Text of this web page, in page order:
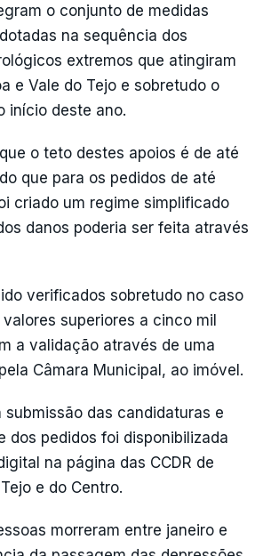
o conjunto de medidas
na sequência dos
extremos que atingiram
e Vale do Tejo e sobretudo o
início deste ano.
o teto destes apoios é de até
que para os pedidos de até
criado um regime simplificado
danos poderia ser feita através
verificados sobretudo no caso
superiores a cinco mil
a validação através de uma
Câmara Municipal, ao imóvel.
submissão das candidaturas e
dos pedidos foi disponibilizada
na página das CCDR de
e do Centro.
morreram entre janeiro e